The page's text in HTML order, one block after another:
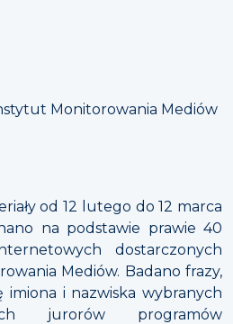
Monitorowania Mediów
od 12 lutego do 12 marca
na podstawie prawie 40
dostarczonych
Mediów. Badano frazy,
imiona i nazwiska wybranych
jurorów programów